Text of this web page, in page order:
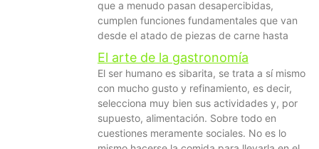
que a menudo pasan desapercibidas,
cumplen funciones fundamentales que van
desde el atado de piezas de carne hasta
El arte de la gastronomía
El ser humano es sibarita, se trata a sí mismo
con mucho gusto y refinamiento, es decir,
selecciona muy bien sus actividades y, por
supuesto, alimentación. Sobre todo en
cuestiones meramente sociales. No es lo